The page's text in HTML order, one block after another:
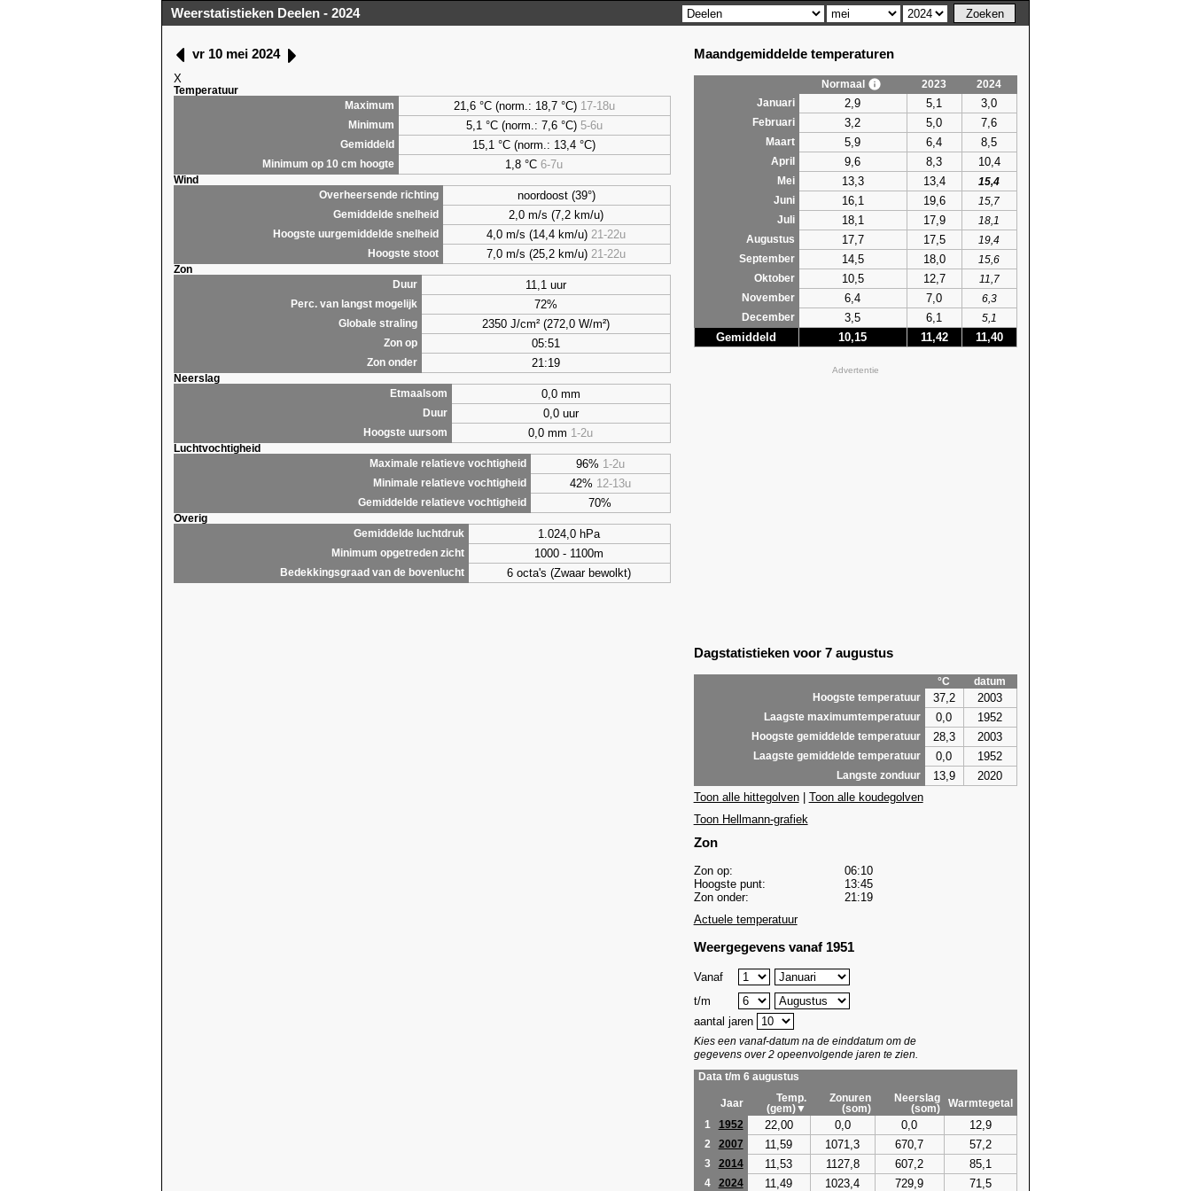
Weerstatistieken Deelen - 2024
vr 10 mei 2024
X
Temperatuur
Maximum
21,6 °C (norm.: 18,7 °C) 17-18u
Minimum 5,1 °C (norm.: 7,6 °C) 5-6u
Gemiddeld 15,1 °C (norm.: 13,4 °C)
Minimum op 10 cm hoogte 1,8 °C6-7u
Wind
Overheersende richting
noordoost (39°)
Gemiddelde snelheid 2,0 m/s (7,2 km/u)
Hoogste uurgemiddelde snelheid 4,0 m/s (14,4 km/u) 21-22u
Hoogste stoot 7,0 m/s (25,2 km/u) 21-22u
Zon
Duur
11,1 uur
Perc. van langst mogelijk 72%
Globale straling 2350 J/cm² (272,0 W/m²)
Zon op 05:51
Zon onder 21:19
Neerslag
Etmaalsom
0,0 mm
Duur 0,0 uur
Hoogste uursom 0,0 mm 1-2u
Luchtvochtigheid
Maximale relatieve vochtigheid
96% 1-2u
Minimale relatieve vochtigheid 42% 12-13u
Gemiddelde relatieve vochtigheid 70%
Overig
Gemiddelde luchtdruk
1.024,0 hPa
Minimum opgetreden zicht 1000 - 1100m
Bedekkingsgraad van de bovenlucht 6 octa's (Zwaar bewolkt)
Maandgemiddelde temperaturen
Normaal 2023
2024
Januari
2,9 5,1 3,0
Februari 3,2 5,0 7,6
Maart 5,9 6,4 8,5
April 9,6 8,3 10,4
Mei 13,3 13,4
15,4
Juni
16,1 19,6
15,7
Juli
18,1 17,9
18,1
Augustus
17,7 17,5
19,4
September
14,5 18,0
15,6
Oktober
10,5 12,7
11,7
November
6,4 7,0
6,3
December
3,5 6,1 5,1
Gemiddeld 10,15 11,42 11,40
Advertentie
Dagstatistieken voor 7 augustus
°C
datum
Hoogste temperatuur
37,2 2003
Laagste maximumtemperatuur 0,0 1952
Hoogste gemiddelde temperatuur 28,3 2003
Laagste gemiddelde temperatuur 0,0 1952
Langste zonduur 13,9
2020
Toon alle hittegolven| Toon alle koudegolven
Toon Hellmann-grafiek
Zon
Zon op:
06:10
Hoogste punt:
13:45
Zon onder:
21:19
Actuele temperatuur
Weergegevens vanaf 1951
Vanaf
t/m
aantal jaren
Kies een vanaf-datum na de einddatum om de
gegevens over 2 opeenvolgende jaren te zien.
Data t/m 6 augustus
Jaar
Temp.
(gem)▼
Zonuren
(som)
Neerslag
(som)
Warmtegetal
1
1952 22,00 0,0 0,0 12,9
2 2007 11,59 1071,3 670,7 57,2
3 2014 11,53 1127,8 607,2 85,1
4 2024 11,49 1023,4 729,9 71,5